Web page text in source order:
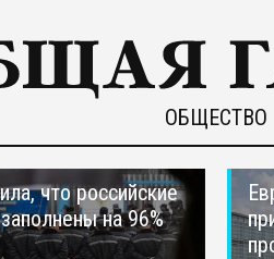
ОБЩЕСТВО
что российские
на 96%